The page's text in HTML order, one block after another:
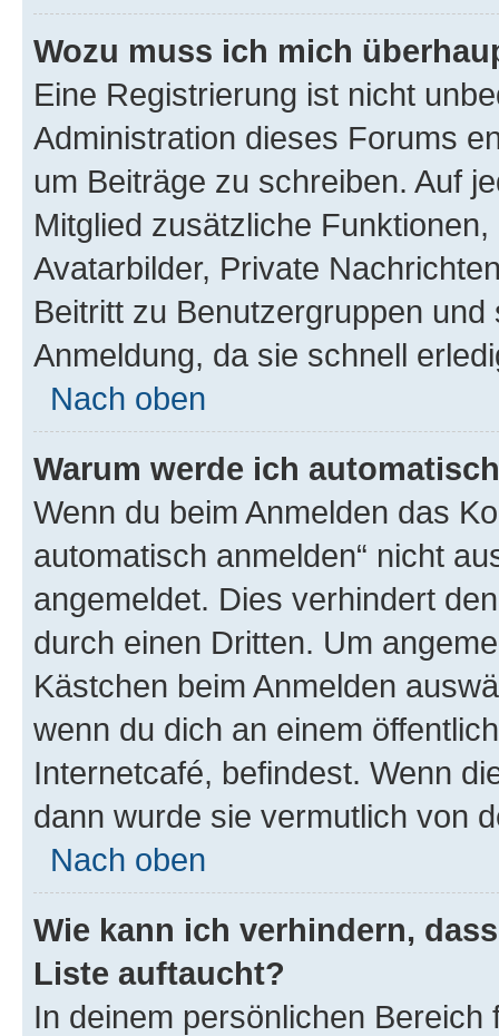
Wozu muss ich mich
Eine Registrierung ist nicht
Administration dieses Forums
um Beiträge zu schreiben. Auf
Mitglied zusätzliche
Avatarbilder, Private
Beitritt zu Benutzergruppen
Anmeldung, da sie schnell
Nach oben
Warum werde ich
Wenn du beim Anmelden das
automatisch anmelden“ nicht
angemeldet. Dies verhindert
durch einen Dritten. Um
Kästchen beim Anmelden
wenn du dich an einem
Internetcafé, befindest. Wenn
dann wurde sie vermutlich von
Nach oben
Wie kann ich verhindern,
Liste auftaucht?
In deinem persönlichen